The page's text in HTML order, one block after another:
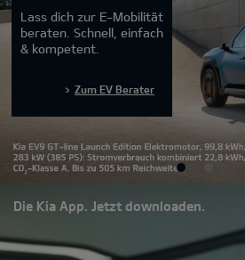
Lass dich zur E-Mobilität
beraten. Schnell, einfach
& kompetent.
Zum EV Berater
Die Kia App. Jetzt downloaden.